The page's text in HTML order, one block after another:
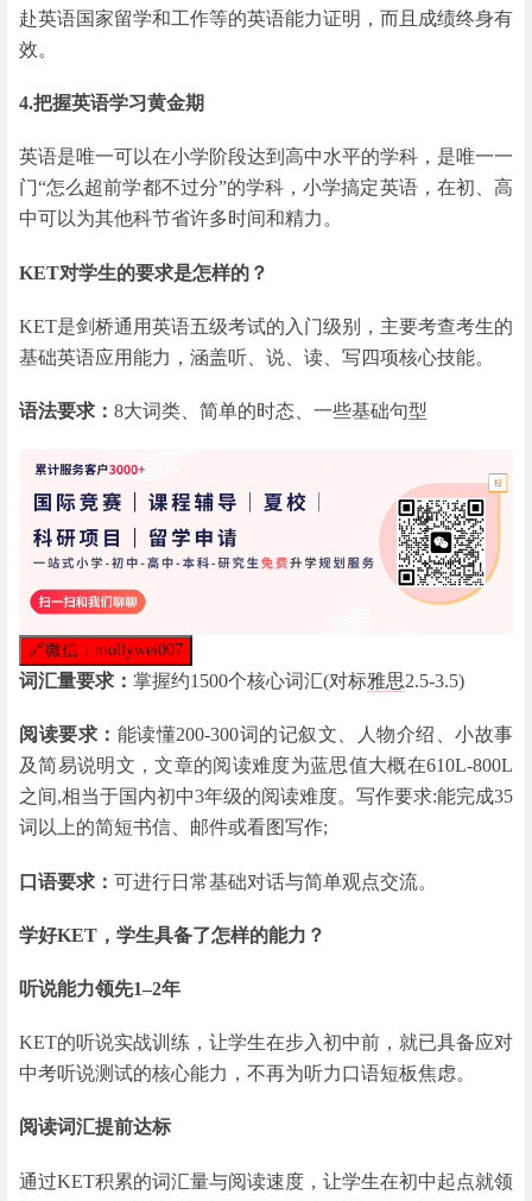
赴英语国家留学和工作等的英语能力证明，而且成绩终身有
效。
4.把握英语学习黄金期
英语是唯一可以在小学阶段达到高中水平的学科，是唯一一
门“怎么超前学都不过分”的学科，小学搞定英语，在初、高
中可以为其他科节省许多时间和精力。
KET对学生的要求是怎样的？
KET是剑桥通用英语五级考试的入门级别，主要考查考生的
基础英语应用能力，涵盖听、说、读、写四项核心技能。
语法要求： 8大词类、简单的时态、一些基础句型
🔗微信：mollywei007
词汇量要求： 掌握约1500个核心词汇(对标雅思2.5-3.5)
阅读要求： 能读懂200-300词的记叙文、人物介绍、小故事
及简易说明文，文章的阅读难度为蓝思值大概在610L-800L
之间,相当于国内初中3年级的阅读难度。写作要求:能完成35
词以上的简短书信、邮件或看图写作;
口语要求： 可进行日常基础对话与简单观点交流。
学好KET，学生具备了怎样的能力？
听说能力领先1–2年
KET的听说实战训练，让学生在步入初中前，就已具备应对
中考听说测试的核心能力，不再为听力口语短板焦虑。
阅读词汇提前达标
通过KET积累的词汇量与阅读速度，让学生在初中起点就领